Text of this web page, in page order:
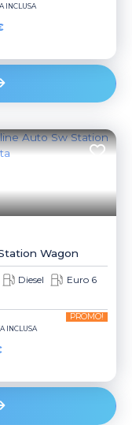
INCLUSA
Wagon
Diesel
Euro 6
PROMO!
INCLUSA